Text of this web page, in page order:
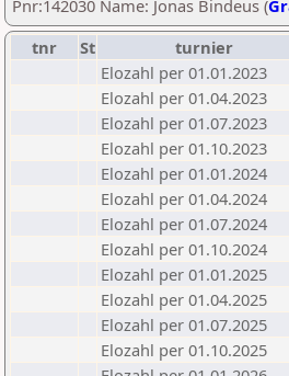
Pnr:142030 Name: Jonas Bindeus (
tnr
St turnier
Elozahl per 01.01.2023
Elozahl per 01.04.2023
Elozahl per 01.07.2023
Elozahl per 01.10.2023
Elozahl per 01.01.2024
Elozahl per 01.04.2024
Elozahl per 01.07.2024
Elozahl per 01.10.2024
Elozahl per 01.01.2025
Elozahl per 01.04.2025
Elozahl per 01.07.2025
Elozahl per 01.10.2025